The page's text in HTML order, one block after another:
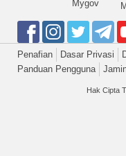
Mygov
Penafian Dasar Privasi
Panduan Pengguna
Hak Cipta